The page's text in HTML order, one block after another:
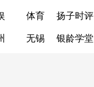
体育 扬子时评
无锡 银龄学堂